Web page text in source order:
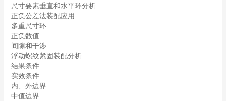
尺寸要素垂直和水平环分析
正负公差法装配应用
多重尺寸环
正负数值
间隙和干涉
浮动螺纹紧固装配分析
结果条件
实效条件
内、外边界
中值边界